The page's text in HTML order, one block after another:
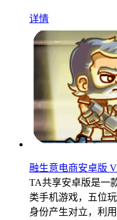
详情
融生意电商安卓版
TA共享安卓版是一
类手机游戏，五位
身份产生对立，利